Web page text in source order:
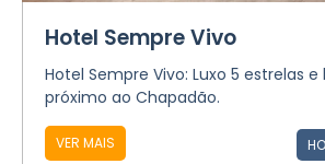
Hotel Sempre Vivo
Hotel Sempre Vivo: Luxo 5 estrelas
próximo ao Chapadão.
VER MAIS